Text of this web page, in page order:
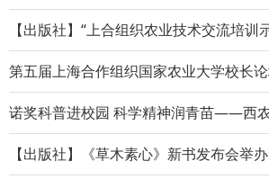
【出版社】《草木素心》新书发布会举办